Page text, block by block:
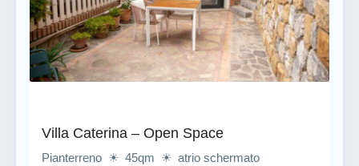
Villa Caterina – Open Space
Pianterreno ☀ 45qm ☀ atrio schermato